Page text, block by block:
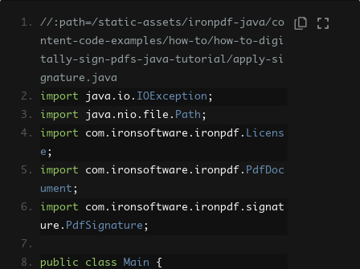
//:path=/static-assets/ironpdf-java/co
ntent-code-examples/how-to/how-to-digi
tally-sign-pdfs-java-tutorial/apply-si
gnature.java
import java . io . IOException ;
import java . nio . file . Path ;
import com . ironsoftware . ironpdf . Licens
e ;
import com . ironsoftware . ironpdf . PdfDoc
ument ;
import com . ironsoftware . ironpdf . signat
ure . PdfSignature ;
public class Main
{